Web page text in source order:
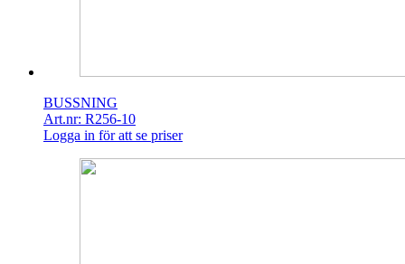
BUSSNING
Art.nr: R256-10
Logga in för att se priser